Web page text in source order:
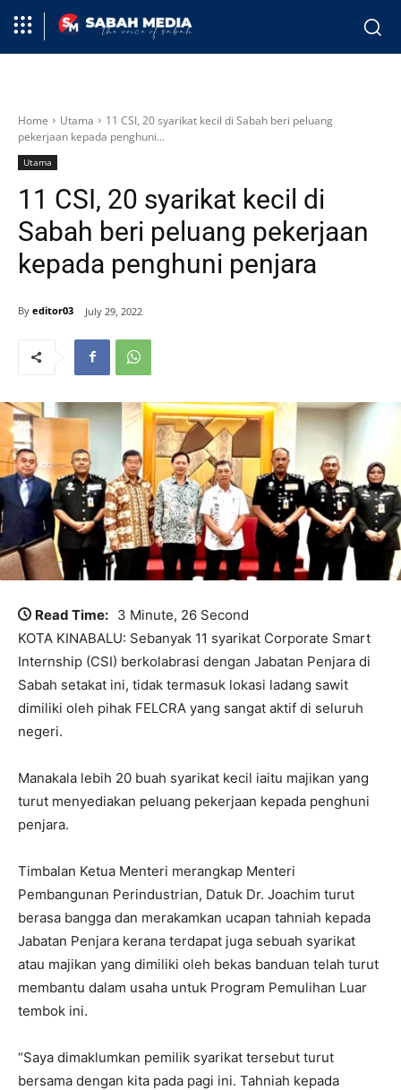
Home Utama
11 CSI, 20 syarikat kecil di Sabah beri peluang
pekerjaan kepada penghuni...
Utama
11 CSI, 20 syarikat kecil di
Sabah beri peluang pekerjaan
kepada penghuni penjara
By editor03 July 29, 2022
Read Time: 3 Minute, 26 Second
KOTA KINABALU: Sebanyak 11 syarikat Corporate Smart
Internship (CSI) berkolabrasi dengan Jabatan Penjara di
Sabah setakat ini, tidak termasuk lokasi ladang sawit
dimiliki oleh pihak FELCRA yang sangat aktif di seluruh
negeri.
Manakala lebih 20 buah syarikat kecil iaitu majikan yang
turut menyediakan peluang pekerjaan kepada penghuni
penjara.
Timbalan Ketua Menteri merangkap Menteri
Pembangunan Perindustrian, Datuk Dr. Joachim turut
berasa bangga dan merakamkan ucapan tahniah kepada
Jabatan Penjara kerana terdapat juga sebuah syarikat
atau majikan yang dimiliki oleh bekas banduan telah turut
membantu dalam usaha untuk Program Pemulihan Luar
tembok ini.
“Saya dimaklumkan pemilik syarikat tersebut turut
bersama dengan kita pada pagi ini. Tahniah kepada